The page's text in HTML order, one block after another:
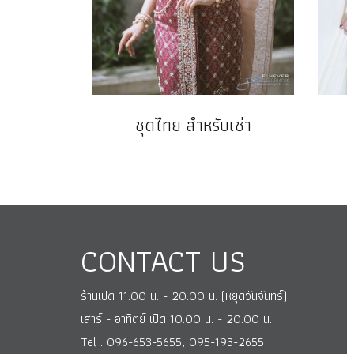
ชุดไทย สำหรับเช่า
CONTACT US
ร้านเปิด 11.00 น. - 20.00 น. (หยุดวันจันทร์)
เสาร์ - อาทิตย์ เปิด 10.00 น. - 20.00 น.
Tel : 096-653-5655, 095-193-2655